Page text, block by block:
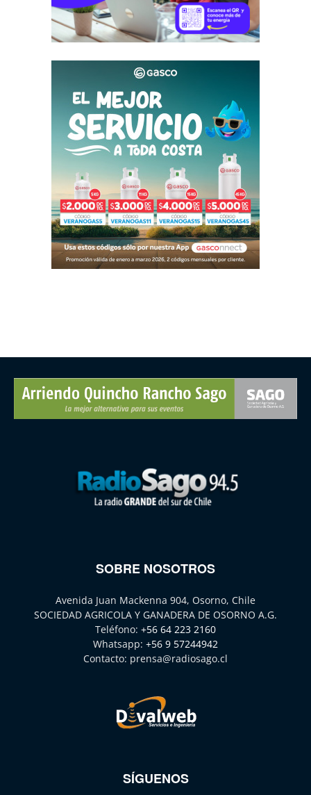
SOBRE NOSOTROS
Avenida Juan Mackenna 904, Osorno, Chile
SOCIEDAD AGRICOLA Y GANADERA DE OSORNO A.G.
Teléfono: +56 64 223 2160
Whatsapp: +56 9 57244942
Contacto: prensa@radiosago.cl
SÍGUENOS